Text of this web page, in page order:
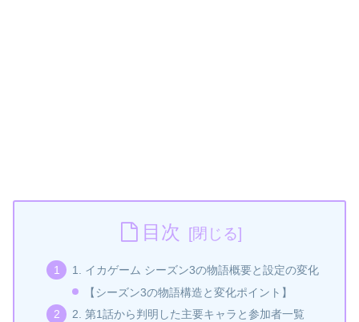
目次
1. イカゲーム シーズン3の物語概要と設定の変化
【シーズン3の物語構造と変化ポイント】
2. 第1話から判明した主要キャラと参加者一覧